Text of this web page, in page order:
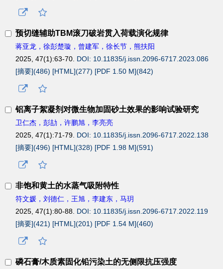
预切缝辅助TBM滚刀破岩贯入荷载演化规律
蒋亚龙，徐彭楚璇，曾建军，徐长节，熊扶阳
2025, 47(1):63-70. DOI: 10.11835/j.issn.2096-6717.2023.086
[摘要](486) [HTML](277) [PDF 1.50 M](842)
铝离子絮凝剂对微生物加固砂土效果的影响试验研究
卫仁杰，彭劼，许鹏旭，李亮亮
2025, 47(1):71-79. DOI: 10.11835/j.issn.2096-6717.2022.138
[摘要](496) [HTML](328) [PDF 1.98 M](591)
非饱和黄土的水蒸气吸附特性
符文媛，刘德仁，王旭，李建东，马玥
2025, 47(1):80-88. DOI: 10.11835/j.issn.2096-6717.2022.119
[摘要](421) [HTML](201) [PDF 1.54 M](460)
磷石膏/木质素固化铅污染土的无侧限抗压强度